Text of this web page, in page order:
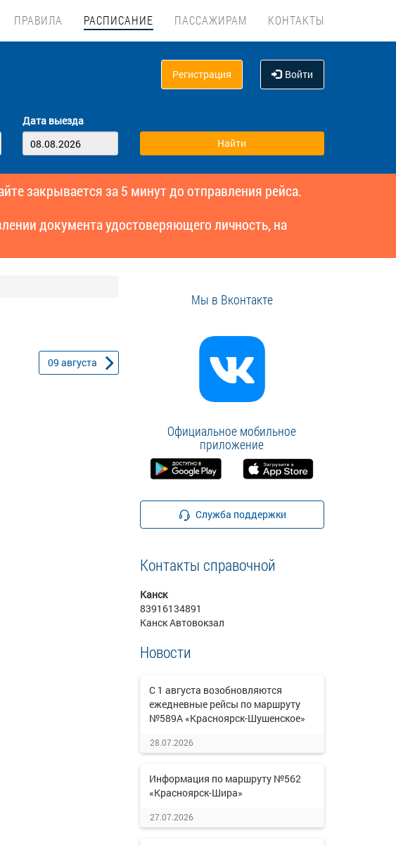
ПРАВИЛА РАСПИСАНИЕ ПАССАЖИРАМ КОНТАКТЫ
Регистрация Войти
Дата выезда
закрывается за 5 минут до отправления рейса.
документа удостоверяющего личность, на
09 августа
Мы в Вконтакте
Официальное мобильное
приложение
Служба поддержки
Контакты справочной
Канск
83916134891
Канск Автовокзал
Новости
С 1 августа возобновляются
ежедневные рейсы по маршруту
№589А «Красноярск-Шушенское»
28.07.2026
Информация по маршруту №562
«Красноярск-Шира»
27.07.2026